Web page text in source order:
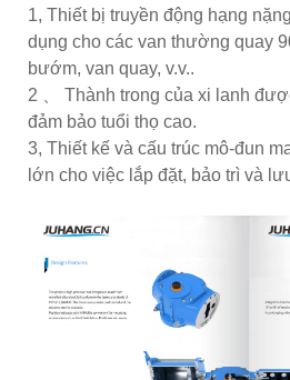
1, Thiết bị truyền động hạng
dụng cho các van thường quay
bướm, van quay, v.v..
2 、 Thành trong của xi lanh
đảm bảo tuổi thọ cao.
3, Thiết kế và cấu trúc mô-đun
lớn cho việc lắp đặt, bảo trì và